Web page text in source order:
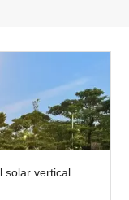
solar vertical